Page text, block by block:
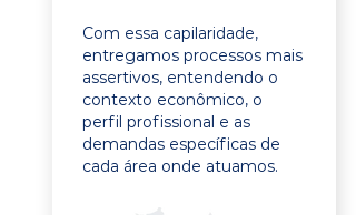
Com essa capilaridade,
entregamos processos mais
assertivos, entendendo o
contexto econômico, o
perfil profissional e as
demandas específicas de
cada área onde atuamos.